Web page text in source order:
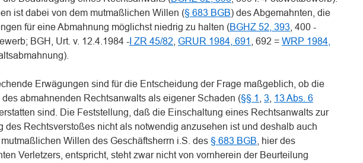
ist dabei von dem mutmaßlichen Willen (§ 683 BGB) des Abgemahnten, die
für eine Abmahnung möglichst niedrig zu halten (BGHZ 52, 393 , 400 -
BGH, Urt. v. 12.4.1984 - I ZR 45/82 GRUR 1984, 691 , 692 = WRP 1984,
Erwägungen sind für die Entscheidung der Frage maßgeblich, ob die
des abmahnenden Rechtsanwalts als eigener Schaden (§§ 1 3 13 Abs. 6
sind. Die Feststellung, daß die Einschaltung eines Rechtsanwalts zur
des Rechtsverstoßes nicht als notwendig anzusehen ist und deshalb auch
Willen des Geschäftsherrn i.S. des § 683 BGB , hier des
Verletzers, entspricht, steht zwar nicht von vornherein der Beurteilung